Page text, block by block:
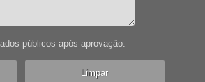
públicos após aprovação.